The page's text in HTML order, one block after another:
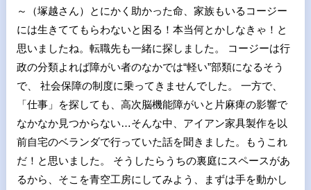
～（塚越さん）とにかく助かった命、家族もいるコージー
には生きててもらわないと困る！本当何とかしなきゃ！と
思いましたね。転職先も一緒に探しました。 コージーは行
政の分類よれば障がい者のなかでは“軽い”部類になるそう
で、 社会保障の制度に乗ってきませんでした。 一方で、
「仕事」を探しても、高次脳機能障がいと片麻痺の影響で
なかなか見つからない…そんな中、アイアン家具製作を以
前自宅のベランダで行っていた話を聞きました。もうこれ
だ！と思いました。 そうしたらうちの裏庭にスペースがあ
るから、そこを青空工房にしてみよう、まずは手を動かし